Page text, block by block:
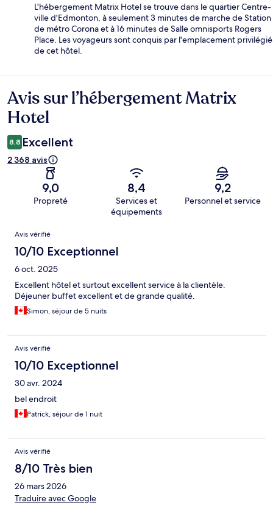
L'hébergement Matrix Hotel se trouve dans le quartier Centre-
ville d'Edmonton, à seulement 3 minutes de marche de Station
de métro Corona et à 16 minutes de Salle omnisports Rogers
Place. Les voyageurs sont conquis par l'emplacement privilégié
de cet hôtel.
Avis
Avis sur l’hébergement Matrix
Hotel
8,8 Excellent
2 368 avis
9,0
Propreté
8,4
Services et
équipements
9,2
Personnel et service
Avis
Avis vérifié
10/10 Exceptionnel
6 oct. 2025
Excellent hôtel et surtout excellent service à la clientèle.
Déjeuner buffet excellent et de grande qualité.
Simon, séjour de 5 nuits
Avis vérifié
10/10 Exceptionnel
30 avr. 2024
bel endroit
Patrick, séjour de 1 nuit
Avis vérifié
8/10 Très bien
26 mars 2026
Traduire avec Google